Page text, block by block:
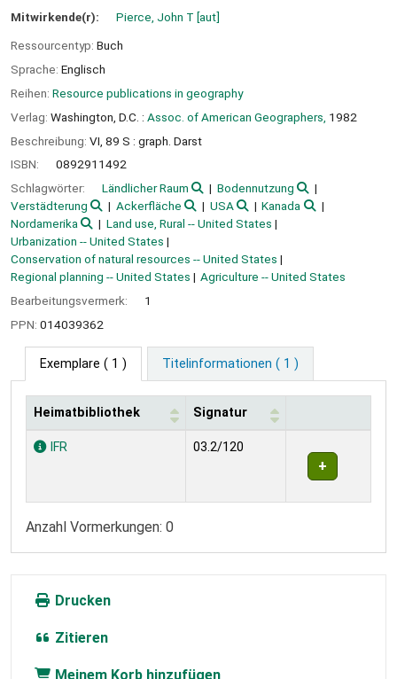
Mitwirkende(r): Pierce, John T [aut]
Ressourcentyp: Buch
Sprache: Englisch
Reihen: Resource publications in geography
Verlag: Washington, D.C. : Assoc. of American Geographers, 1982
Beschreibung: VI, 89 S : graph. Darst
ISBN:
0892911492
Schlagwörter:
Ländlicher Raum
Bodennutzung
Verstädterung
Ackerfläche USA
Kanada
Nordamerika
Land use, Rural -- United States
Urbanization -- United States
Conservation of natural resources -- United States
Regional planning -- United States
Agriculture -- United States
Bearbeitungsvermerk:
1
PPN: 014039362
Exemplare ( 1 ) Titelinformationen ( 1 )
Exemplare
Heimatbibliothek Signatur
IFR 03.2/120
Anzahl Vormerkungen: 0
Drucken
Zitieren
Meinem Korb hinzufügen